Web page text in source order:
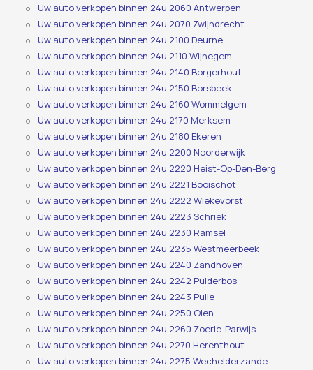
Uw auto verkopen binnen 24u 2060 Antwerpen
Uw auto verkopen binnen 24u 2070 Zwijndrecht
Uw auto verkopen binnen 24u 2100 Deurne
Uw auto verkopen binnen 24u 2110 Wijnegem
Uw auto verkopen binnen 24u 2140 Borgerhout
Uw auto verkopen binnen 24u 2150 Borsbeek
Uw auto verkopen binnen 24u 2160 Wommelgem
Uw auto verkopen binnen 24u 2170 Merksem
Uw auto verkopen binnen 24u 2180 Ekeren
Uw auto verkopen binnen 24u 2200 Noorderwijk
Uw auto verkopen binnen 24u 2220 Heist-Op-Den-Berg
Uw auto verkopen binnen 24u 2221 Booischot
Uw auto verkopen binnen 24u 2222 Wiekevorst
Uw auto verkopen binnen 24u 2223 Schriek
Uw auto verkopen binnen 24u 2230 Ramsel
Uw auto verkopen binnen 24u 2235 Westmeerbeek
Uw auto verkopen binnen 24u 2240 Zandhoven
Uw auto verkopen binnen 24u 2242 Pulderbos
Uw auto verkopen binnen 24u 2243 Pulle
Uw auto verkopen binnen 24u 2250 Olen
Uw auto verkopen binnen 24u 2260 Zoerle-Parwijs
Uw auto verkopen binnen 24u 2270 Herenthout
Uw auto verkopen binnen 24u 2275 Wechelderzande